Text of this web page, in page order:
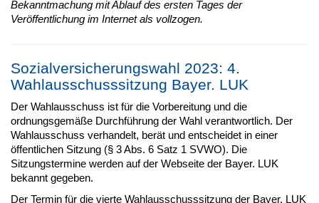
Bekanntmachung mit Ablauf des ersten Tages der
Veröffentlichung im Internet als vollzogen.
Sozialversicherungswahl 2023: 4.
Wahlausschusssitzung Bayer. LUK
Der Wahlausschuss ist für die Vorbereitung und die
ordnungsgemäße Durchführung der Wahl verantwortlich. Der
Wahlausschuss verhandelt, berät und entscheidet in einer
öffentlichen Sitzung (§ 3 Abs. 6 Satz 1 SVWO). Die
Sitzungstermine werden auf der Webseite der Bayer. LUK
bekannt gegeben.
Der Termin für die vierte Wahlausschusssitzung der Bayer. LUK